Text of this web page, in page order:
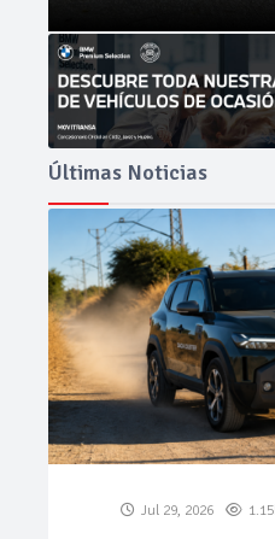
Últimas Noticias
Jul 27, 2026 531